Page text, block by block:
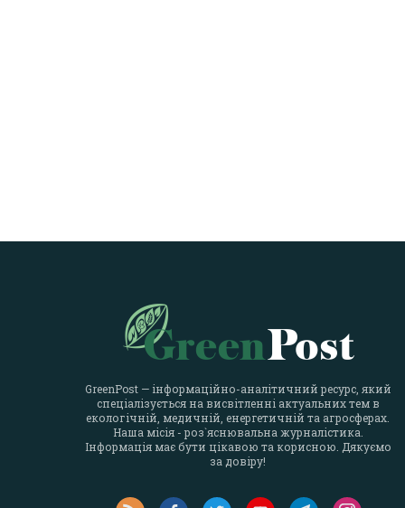
GreenPost — інформаційно-аналітичний ресурс, який
спеціалізується на висвітленні актуальних тем в
екологічній, медичній, енергетичній та агросферах.
Наша місія - роз`яснювальна журналістика.
Інформація має бути цікавою та корисною. Дякуємо
за довіру!